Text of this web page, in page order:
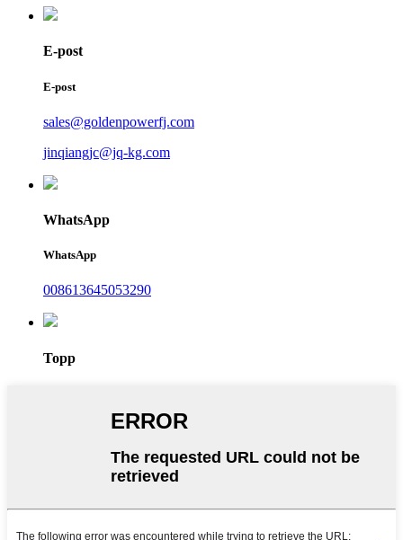
E-post
E-post
sales@goldenpowerfj.com
jinqiangjc@jq-kg.com
WhatsApp
WhatsApp
008613645053290
Topp